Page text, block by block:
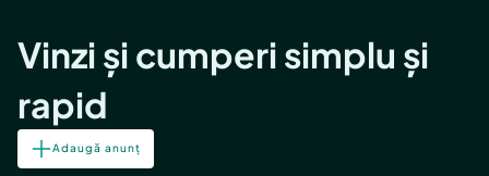
Vinzi și cumperi simplu și
rapid
Adaugă anunț